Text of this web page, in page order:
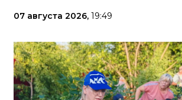
07 августа 2026, 19:49